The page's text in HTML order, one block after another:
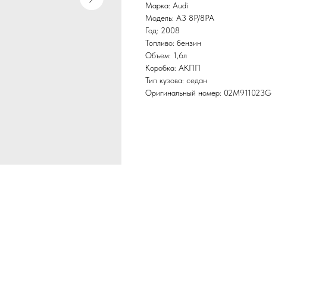
Марка: Audi
Модель: A3 8P/8PA
Год: 2008
Топливо: бензин
Объем: 1,6л
Коробка: АКПП
Тип кузова: седан
Оригинальный номер: 02M911023G